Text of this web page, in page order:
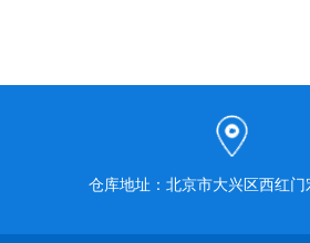
仓库地址：北京市大兴区西红门